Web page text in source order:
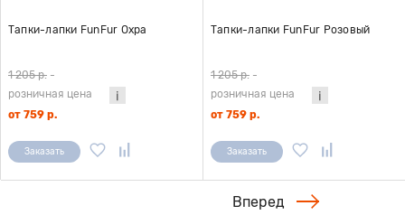
Тапки-лапки FunFur Охра
1 205 р. -
розничная цена
от 759 р.
Заказать
Тапки-лапки FunFur Розовый
1 205 р. -
розничная цена
от 759 р.
Заказать
Вперед